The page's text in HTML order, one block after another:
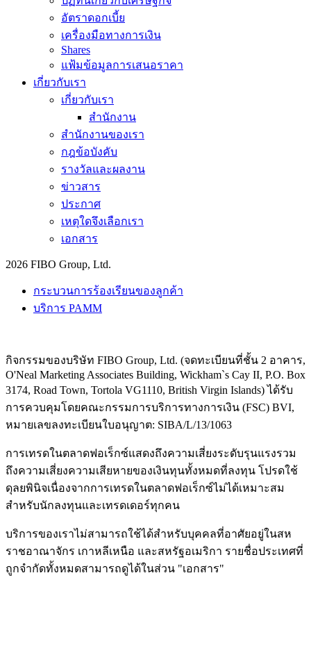
อัตราดอกเบี้ย
เครื่องมือทางการเงิน
Shares
แฟ้มข้อมูลการเสนอราคา
เกี่ยวกับเรา
เกี่ยวกับเรา
สำนักงาน
สำนักงานของเรา
กฎข้อบังคับ
รางวัลและผลงาน
ข่าวสาร
ประกาศ
เหตุใดจึงเลือกเรา
เอกสาร
2026 FIBO Group, Ltd.
กระบวนการร้องเรียนของลูกค้า
บริการ PAMM
กิจกรรมของบริษัท FIBO Group, Ltd. (จดทะเบียนที่ชั้น 2 อาคาร,
O'Neal Marketing Associates Building, Wickham`s Cay II, P.O. Box
3174, Road Town, Tortola VG1110, British Virgin Islands) ได้รับ
การควบคุมโดยคณะกรรมการบริการทางการเงิน (FSC) BVI,
หมายเลขลงทะเบียนใบอนุญาต: SIBA/L/13/1063
การเทรดในตลาดฟอเร็กซ์แสดงถึงความเสี่ยงระดับรุนแรงรวม
ถึงความเสี่ยงความเสียหายของเงินทุนทั้งหมดที่ลงทุน โปรดใช้
ดุลยพินิจเนื่องจากการเทรดในตลาดฟอเร็กซ์ไม่ได้เหมาะสม
สำหรับนักลงทุนและเทรดเดอร์ทุกคน
บริการของเราไม่สามารถใช้ได้สำหรับบุคคลที่อาศัยอยู่ในสห
ราชอาณาจักร เกาหลีเหนือ และสหรัฐอเมริกา รายชื่อประเทศที่
ถูกจำกัดทั้งหมดสามารถดูได้ในส่วน "เอกสาร"